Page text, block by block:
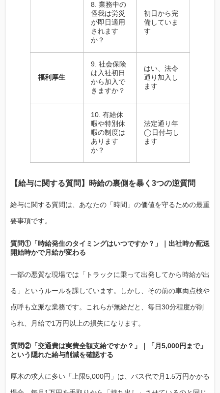
8. 業務中の
怪我は労災
が即日適用
されます
か？
初日から完
備していま
す
福利厚生
9. 社会保険
は入社初日
から加入で
きますか？
はい、法令
通り加入し
ます
10. 有給休
暇や特別休
暇の制度は
あります
か？
法定通り年
◯日付与し
ます
【給与に関する質問】時給の裏側を暴く3つの逆質問
給与に関する質問は、あなたの「時間」の価値を守るための最重
要事項です。
質問①「時給発生のタイミングはいつですか？」｜出社時か配送
開始時かで月給が変わる
一部の悪質な現場では「トラックに乗って出発してから時給が出
る」というルールを課しています。しかし、その前の車両点検や
点呼も立派な業務です。これらが無給だと、毎日30分程度が削
られ、月給で1万円以上の損失になります。
質問②「交通費は実費全額支給ですか？」｜「月5,000円まで」
という隠れた給与削減を確認する
厚木の求人に多い「上限5,000円」は、バス代で月1.5万円かかる